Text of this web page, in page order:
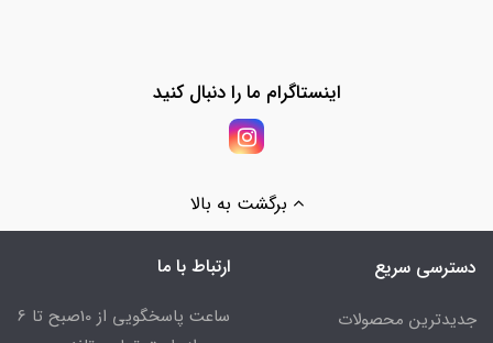
اینستاگرام ما را دنبال کنید
برگشت به بالا
دسترسی سریع
جدیدترین محصولات
ارتباط با ما
ساعت پاسخگویی از 10صبح تا 6